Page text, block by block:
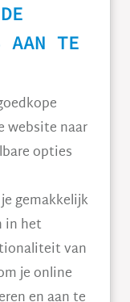
AAN TE
website naar
opties
gemakkelijk
in het
van
je online